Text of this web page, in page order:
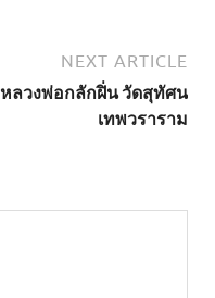
NEXT ARTICLE
หลวงพ่อกลักฝิ่น วัดสุทัศน
เทพวราราม